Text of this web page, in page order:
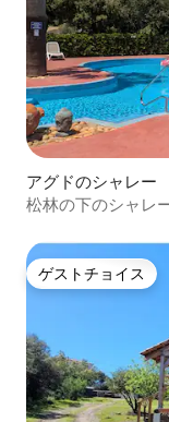
アグドのシャレー
松林の下のシャ
ゲストチョイス
ゲストチョイス